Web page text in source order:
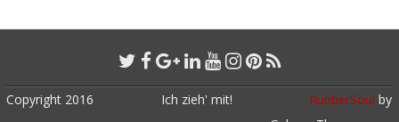
Copyright 2016 Ich zieh' mit! RubberSoul by